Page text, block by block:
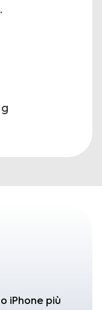
iPhone più